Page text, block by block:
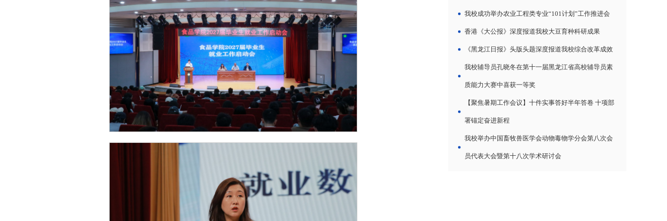
我校成功举办农业工程类专业“101计划”工作推进会
香港《大公报》深度报道我校大豆育种科研成果
《黑龙江日报》头版头题深度报道我校综合改革成效
我校辅导员孔晓冬在第十一届黑龙江省高校辅导员素
质能力大赛中喜获一等奖
【聚焦暑期工作会议】十件实事答好半年答卷 十项部
署锚定奋进新程
我校举办中国畜牧兽医学会动物毒物学分会第八次会
员代表大会暨第十八次学术研讨会